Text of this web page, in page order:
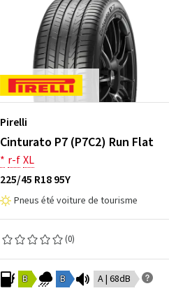
Pirelli
Cinturato P7 (P7C2) Run Flat
* r-fXL
225/45 R18 95Y
Pneus été voiture de tourisme
(0)
B B A | 68dB